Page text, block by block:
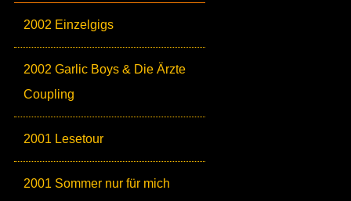
2002 Einzelgigs
2002 Garlic Boys & Die Ärzte
Coupling
2001 Lesetour
2001 Sommer nur für mich